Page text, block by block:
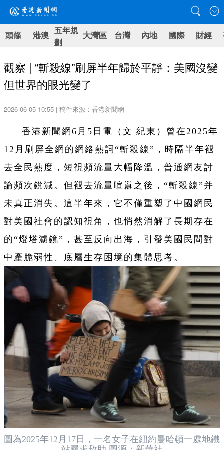
頭條 港澳 五年規
劃
大灣區 台灣 內地 國際 財經
觀察 | “斬殺線”刷屏半年歸於平靜：美國沒變
但世界的眼光變了
2026-06-05 10:55 | 稿件來源：香港新聞網
香港新聞網6月5日電（文 紀東）曾在2025年
12月刷屏全網的網絡熱詞“斬殺線”，時隔半年褪
去全民熱度，短視頻流量大幅降溫，普通網友討
論頻次銳減。但褪去流量喧囂之後，“斬殺線”并
未真正消失。這半年來，它不僅重塑了中國網民
對美國社會的認知視角，也悄然消解了長期存在
的“燈塔濾鏡”，甚至反向出海，引發美國民間對
中產脆弱性、底層生存困境的集體思考。
圖為2025年12月17日，一名女子在紐約曼哈頓一處地鐵